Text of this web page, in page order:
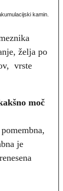
kamin.
želja po
vrste
moč
je